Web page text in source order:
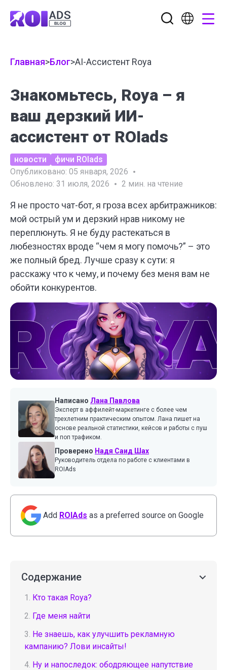
Главная>Блог>AI-Ассистент Roya
Знакомьтесь, Roya – я
ваш дерзкий ИИ-
ассистент от ROIads
новости
фичи ROIads
Опубликовано: 05 января, 2026
Обновлено: 31 июля, 2026 2 мин. на чтение
Я не просто чат-бот, я гроза всех арбитражников:
мой острый ум и дерзкий нрав никому не
переплюнуть. Я не буду растекаться в
любезностях вроде “чем я могу помочь?” – это
же полный бред. Лучше сразу к сути: я
расскажу что к чему, и почему без меня вам не
обойти конкурентов.
Написано Лана Павлова
Эксперт в аффилейт-маркетинге с более чем
трехлетним практическим опытом. Лана пишет на
основе реальной статистики, кейсов и работы с пуш
и поп трафиком.
Проверено Надя Саид Шах
Руководитель отдела по работе с клиентами в
ROIAds
Add ROIAds as a preferred source on Google
Содержание
1. Кто такая Roya?
2. Где меня найти
3. Не знаешь, как улучшить рекламную
кампанию? Лови инсайты!
4. Ну и напоследок: ободряющее напутствие